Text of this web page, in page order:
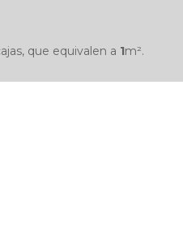
que equivalen a 1m².